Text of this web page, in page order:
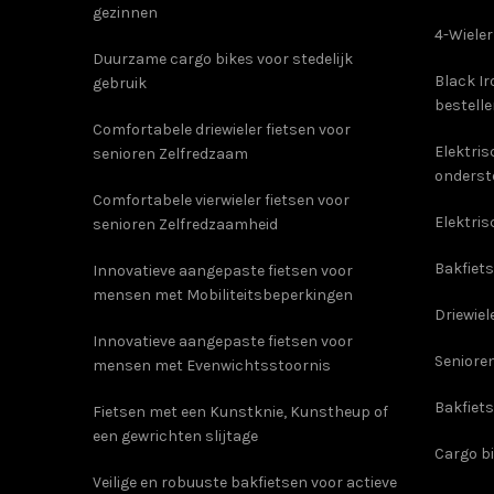
gezinnen
Duurzame cargo bikes voor stedelijk
gebruik
Comfortabele driewieler fietsen voor
senioren Zelfredzaam
Comfortabele vierwieler fietsen voor
senioren Zelfredzaamheid
Innovatieve aangepaste fietsen voor
mensen met Mobiliteitsbeperkingen
Innovatieve aangepaste fietsen voor
mensen met Evenwichtsstoornis
Fietsen met een Kunstknie, Kunstheup of
een gewrichten slijtage
Veilige en robuuste bakfietsen voor actieve
4-
Black
Cargo